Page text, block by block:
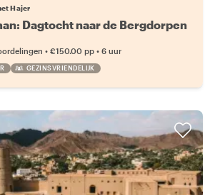
Hajer
Dagtocht naar de Bergdorpen
• €150.00 pp • 6 uur
GEZINSVRIENDELIJK